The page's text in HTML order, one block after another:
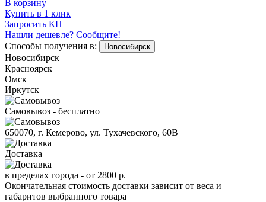
В корзину
Купить в 1 клик
Запросить КП
Нашли дешевле? Сообщите!
Способы получения в:
Новосибирск
Новосибирск
Красноярск
Омск
Иркутск
Самовывоз - бесплатно
650070, г. Кемерово, ул. Тухачевского, 60В
Доставка
в пределах города - от 2800 р.
Окончательная стоимость доставки зависит от веса и
габаритов выбранного товара